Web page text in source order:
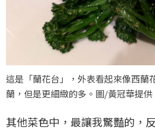
這是「蘭花台」，外表看起來像西蘭
蘭，但是更細緻的多。圖/黃冠華提供
其他菜色中，最讓我驚豔的，